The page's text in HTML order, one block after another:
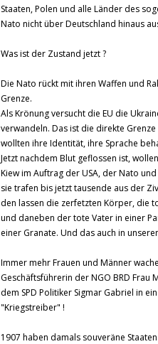
Staaten, Polen und alle Länder des
Nato nicht über Deutschland hinaus
Was ist der Zustand jetzt ?
Die Nato rückt mit ihren Waffen und
Grenze.
Als Krönung versucht die EU die
verwandeln. Das ist die direkte
wollten ihre Identität, ihre Sprache
Jetzt nachdem Blut geflossen ist,
Kiew im Auftrag der USA, der Nato
sie trafen bis jetzt tausende aus der
den lassen die zerfetzten Körper, die
und daneben der tote Vater in einer
einer Granate. Und das auch in
Immer mehr Frauen und Männer
Geschäftsführerin der NGO BRD Frau
dem SPD Politiker Sigmar Gabriel in
"Kriegstreiber" !
1907 haben damals souveräne